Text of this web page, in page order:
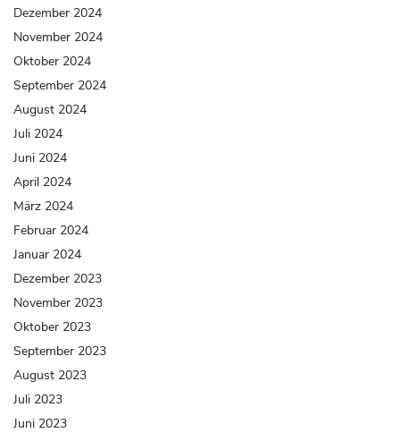
Dezember 2024
November 2024
Oktober 2024
September 2024
August 2024
Juli 2024
Juni 2024
April 2024
März 2024
Februar 2024
Januar 2024
Dezember 2023
November 2023
Oktober 2023
September 2023
August 2023
Juli 2023
Juni 2023